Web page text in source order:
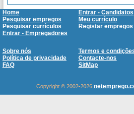
Home
Entrar - Candidatos
Pesquisar empregos
Meu currículo
Pesquisar currículos
Registar empregos
Entrar - Empregadores
Sobre nós
Termos e
Política de privacidade
Contacte-nos
FAQ
SitMap
Copyright © 2002-2026